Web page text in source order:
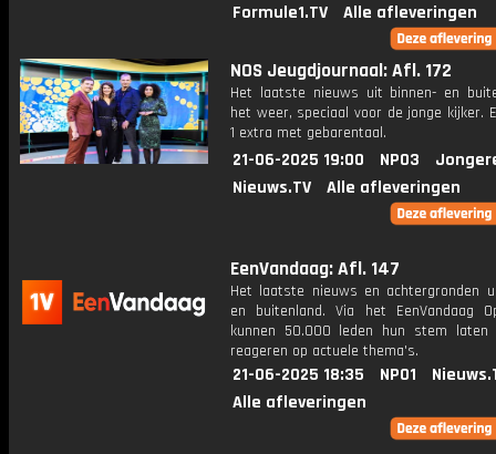
Formule1.TV
Alle afleveringen
NOS Jeugdjournaal: Afl. 172
Het laatste nieuws uit binnen- en
het weer, speciaal voor de jonge kijker.
1 extra met gebarentaal.
21-06-2025 19:00 NPO3
Nieuws.TV
Alle afleveringen
EenVandaag: Afl. 147
Het laatste nieuws en achtergronden
en buitenland. Via het EenVandaag
kunnen 50.000 leden hun stem laten
reageren op actuele thema's.
21-06-2025 18:35 NPO1
Alle afleveringen